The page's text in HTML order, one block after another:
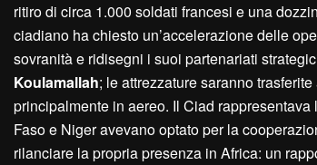
ritiro di circa 1.000 soldati francesi e una
ciadiano ha chiesto un’accelerazione delle
sovranità e ridisegni i suoi partenariati
Koulamallah; le attrezzature saranno
principalmente in aereo. Il Ciad
Faso e Niger avevano optato per la
rilanciare la propria presenza in Africa: un